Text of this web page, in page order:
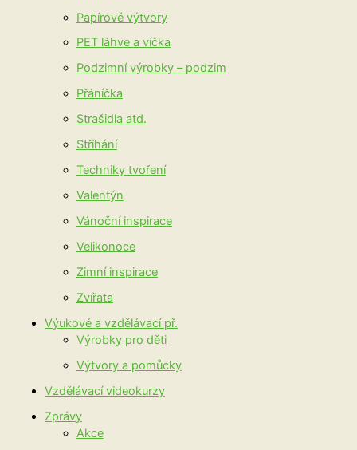
Papírové výtvory
PET láhve a víčka
Podzimní výrobky – podzim
Přáníčka
Strašidla atd.
Stříhání
Techniky tvoření
Valentýn
Vánoční inspirace
Velikonoce
Zimní inspirace
Zvířata
Výukové a vzdělávací př.
Výrobky pro děti
Výtvory a pomůcky
Vzdělávací videokurzy
Zprávy
Akce